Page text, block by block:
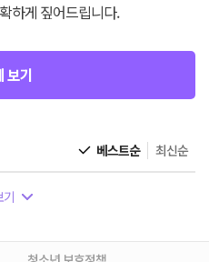
하게 짚어드립니다.
보기
베스트순 최신순
기